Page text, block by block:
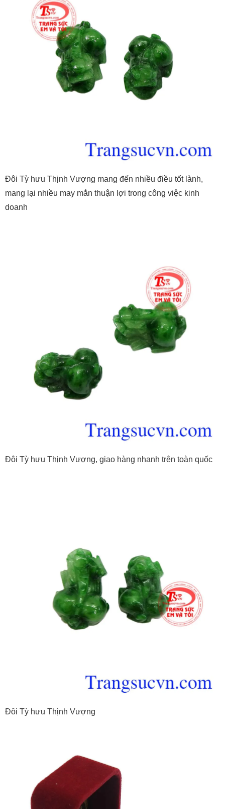
Đôi Tỳ hưu Thịnh Vượng mang đến nhiều điều tốt lành,
mang lại nhiều may mắn thuận lợi trong công việc kinh
doanh
Đôi Tỳ hưu Thịnh Vượng, giao hàng nhanh trên toàn quốc
Đôi Tỳ hưu Thịnh Vượng